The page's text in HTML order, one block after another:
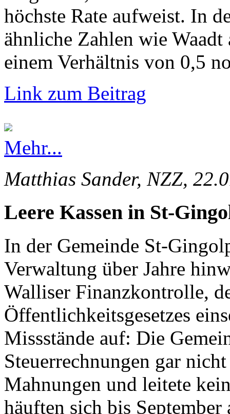
höchste Rate aufweist. In
ähnliche Zahlen wie
einem Verhältnis von 0,5
Link zum Beitrag
Mehr...
Matthias Sander, NZZ,
Leere Kassen in St-
In der Gemeinde St-
Verwaltung über Jahre
Walliser Finanzkontrolle,
Öffentlichkeitsgesetzes
Missstände auf: Die
Steuerrechnungen gar
Mahnungen und leitete
häuften sich bis September